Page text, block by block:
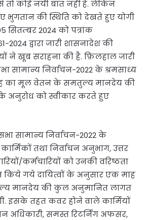
तो कोई नयी बात नहीं है. लेकिन
भुगतान की स्थिति को देखते हुए योगी
सितम्बर 2024 को पत्रांक
2024 द्वारा जारी शासनादेश की
ने खूब सराहना की है. फ़िलहाल जारी
सामान्य निर्वाचन-2022 के श्रमसाध्य
का मूल वेतन के समतुल्य मानदेय की
अनुरोध को स्वीकार करते हुए
सामान्य निर्वाचन-2022 के
तथा निर्वाचन अनुभाग, उत्तर
कर्मचारियों को उनकी वरिष्ठता
किये गये दायित्वों के अनुसार एक माह
मानदेय की कुल अनुमानित लागत
इसके तहत कवर होने वाले कार्मियों
अधिकारी, समस्त रिटर्निंग अफसर,